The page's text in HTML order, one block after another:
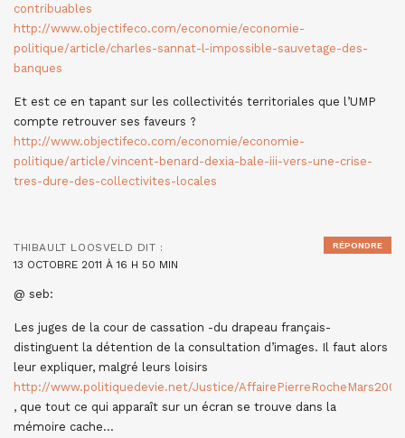
contribuables
http://www.objectifeco.com/economie/economie-
politique/article/charles-sannat-l-impossible-sauvetage-des-
banques
Et est ce en tapant sur les collectivités territoriales que l’UMP
compte retrouver ses faveurs ?
http://www.objectifeco.com/economie/economie-
politique/article/vincent-benard-dexia-bale-iii-vers-une-crise-
tres-dure-des-collectivites-locales
THIBAULT LOOSVELD DIT :
13 OCTOBRE 2011 À 16 H 50 MIN
@ seb:
Les juges de la cour de cassation -du drapeau français-
distinguent la détention de la consultation d’images. Il faut alors
leur expliquer, malgré leurs loisirs
http://www.politiquedevie.net/Justice/
, que tout ce qui apparaît sur un écran se trouve dans la
mémoire cache…
RÉPONDRE